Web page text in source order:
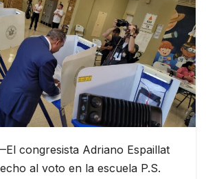
congresista Adriano Espaillat
al voto en la escuela P.S.